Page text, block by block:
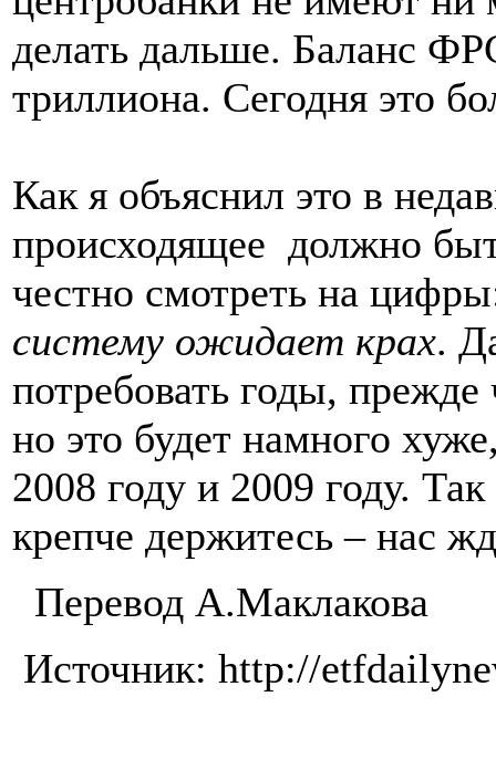
делать дальше. Баланс
триллиона. Сегодня это
Как я объяснил это в
происходящее должно
честно смотреть на
систему ожидает крах.
потребовать годы,
но это будет намного
2008 году и 2009 году.
крепче держитесь – нас
Перевод А.Маклакова
Источник: http://